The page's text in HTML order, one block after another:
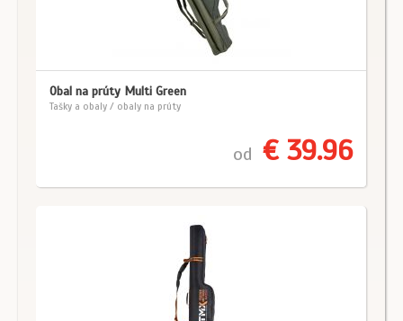
Obal na prúty Multi Green
Tašky a obaly / obaly na prúty
od € 39.96